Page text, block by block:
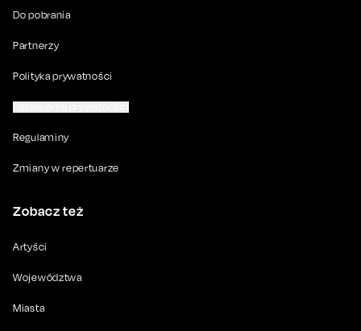
Do pobrania
Partnerzy
Polityka prywatności
Regulaminy
Zmiany w repertuarze
Zobacz też
Artyści
Województwa
Miasta